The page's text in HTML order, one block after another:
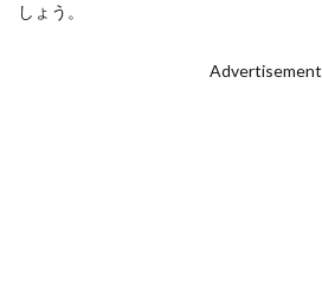
しょう。
Advertisement